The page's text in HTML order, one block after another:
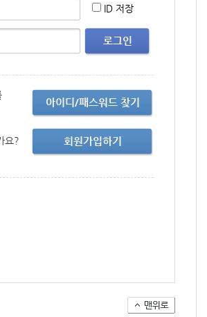
로그인
ID 저장
아이디/패스워드 찾기
회원가입하기
요?